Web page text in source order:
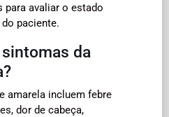
para avaliar o estado
paciente.
da
amarela incluem febre
dor de cabeça,